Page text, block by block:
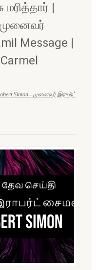
மரித்தார் |
Message |
Simon - முனைவர் இராபர்ட்